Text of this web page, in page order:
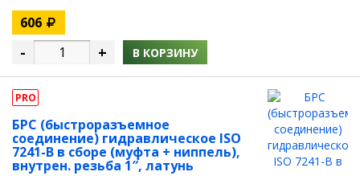
606
- + В КОРЗИНУ
PRO
БРС (быстроразъемное
соединение) гидравлическое ISO
7241-B в сборе (муфта + ниппель),
внутрен. резьба 1″, латунь